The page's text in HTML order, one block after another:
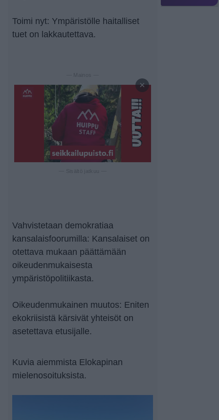
Toimi nyt: Ympäristölle haitalliset
tuet on lakkautettava.
— Mainos —
×
Vahvistetaan demokratiaa
kansalaisfoorumilla: Kansalaiset on
otettava mukaan päättämään
oikeudenmukaisesta
ympäristöpolitiikasta.
Oikeudenmukainen muutos: Eniten
ekokriisistä kärsivät yhteisöt on
asetettava etusijalle.
Kuvia aiemmista Elokapinan
mielenosoituksista.